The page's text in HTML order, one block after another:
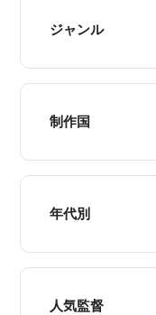
ジャンル
制作国
年代別
人気監督